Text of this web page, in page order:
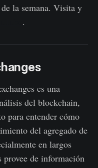
la semana. Visita y
.
es una
del blockchain,
para entender cómo
del agregado de
en largos
provee de información